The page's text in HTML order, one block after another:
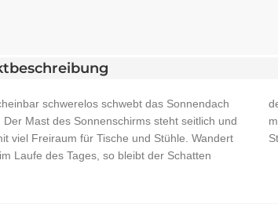
schwerelos schwebt das Sonnendach
Der Mast des Sonnenschirms steht seitlich und
viel Freiraum für Tische und Stühle. Wandert
Laufe des Tages, so bleibt der Schatten
dort, wo Sie ihn benötigen. Denn Amalfi ist
Schwenk um 360° drehbar, ohne den